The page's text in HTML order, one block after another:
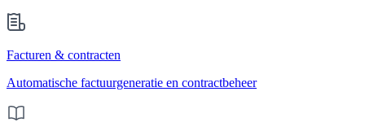
Facturen & contracten
Automatische factuurgeneratie en contractbeheer